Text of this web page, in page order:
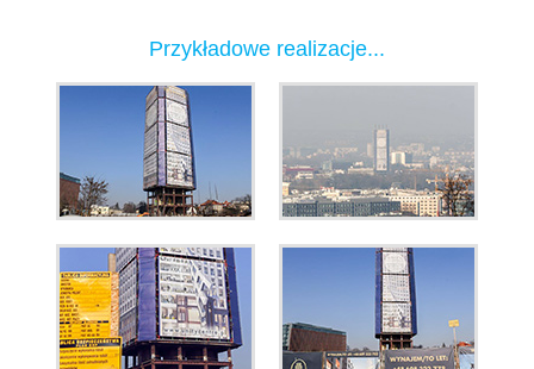
Przykładowe realizacje...